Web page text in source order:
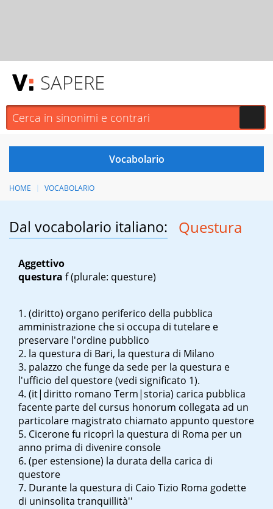
SAPERE
HOME VOCABOLARIO
Dal vocabolario italiano: Questura
Aggettivo
questura f(plurale: questure)
(diritto) organo periferico della pubblica
amministrazione che si occupa di tutelare e
preservare l'ordine pubblico
la questura di Bari, la questura di Milano
palazzo che funge da sede per la questura e
l'ufficio del questore(vedi significato 1).
(it|diritto romano Term|storia) carica pubblica
facente parte del cursus honorum collegata ad un
particolare magistrato chiamato appunto questore
Cicerone fu ricoprì la questura di Roma per un
anno prima di divenire console
(per estensione) la durata della carica di
questore
Durante la questura di Caio Tizio Roma godette
di uninsolita tranquillità''